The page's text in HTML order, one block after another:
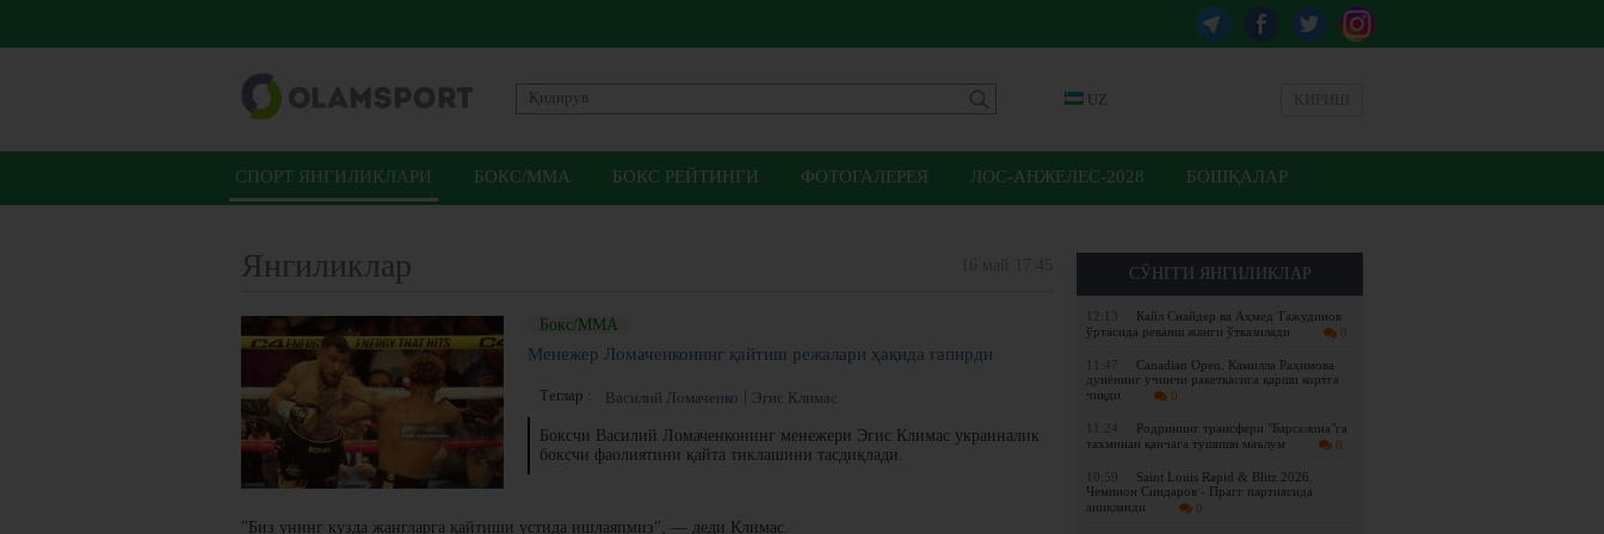
UZ
СПОРТ ЯНГИЛИКЛАРИ БОКС/ММА БОКС РЕЙТИНГИ ФОТОГАЛЕРЕЯ ЛОС-АНЖЕЛЕС-2028 БОШҚАЛАР
СЎНГГИ ЯНГИЛИКЛАР
12:13
Кайл Снайдер ва Аҳмед Тажудинов
ўртасида реванш жанги ўтказилади
0
11:47
Canadian Open. Камилла Раҳимова
дунёнинг учинчи ракеткасига қарши кортга
чиқди
0
11:24
Родрининг трансфери "Барселона"га
тахминан қанчага тушиши маълум
0
10:59
Saint Louis Rapid & Blitz 2026.
Чемпион Синдаров - Прагг партиясида
аниқланди
0
Янгиликлар
Бокс/ММА
Менежер Ломаченконинг қайтиш режалари ҳақида гапирди
Теглар : Василий Ломаченко Эгис Климаc
Боксчи Василий Ломаченконинг менежери Эгис Климас украиналик
боксчи фаолиятини қайта тиклашини тасдиқлади.
"Биз унинг кузда жангларга қайтиши устида ишлаяпмиз", — деди Климас.